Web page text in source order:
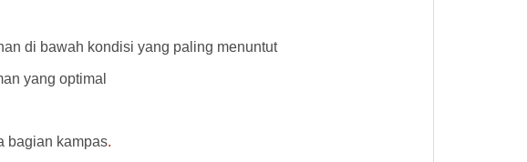
di bawah kondisi yang paling menuntut
yang optimal
bagian kampas.